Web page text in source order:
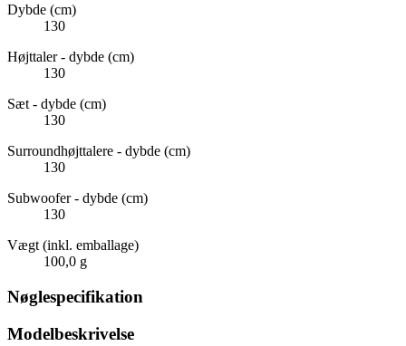
Dybde (cm)
130
Højttaler - dybde (cm)
130
Sæt - dybde (cm)
130
Surroundhøjttalere - dybde (cm)
130
Subwoofer - dybde (cm)
130
Vægt (inkl. emballage)
100,0 g
Nøglespecifikation
Modelbeskrivelse